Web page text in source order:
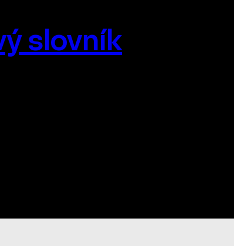
slovník